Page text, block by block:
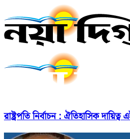
রাষ্ট্রপতি নির্বাচন : ঐতিহাসিক